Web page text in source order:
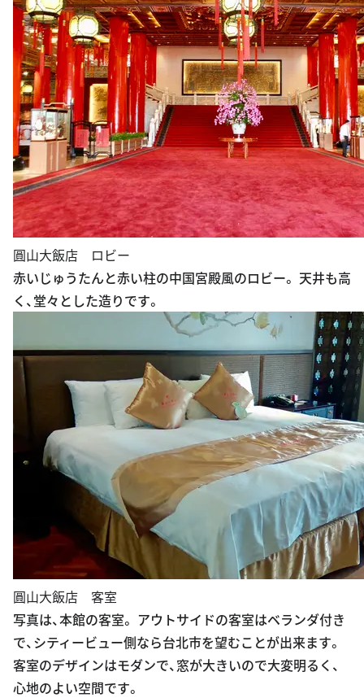
圓山大飯店 ロビー
赤いじゅうたんと赤い柱の中国宮殿風のロビー。 天井も高
く、堂々とした造りです。
圓山大飯店 客室
写真は、本館の客室。 アウトサイドの客室はベランダ付き
で、シティービュー側なら台北市を望むことが出来ます。
客室のデザインはモダンで、窓が大きいので大変明るく、
心地のよい空間です。